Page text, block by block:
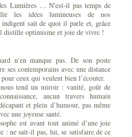
Lumières … N'est-il pas temps de
les idées lumineuses de nos
sait de quoi il parle et, grâce
distille optimisme et joie de vivre !
n’en manque pas. De son poste
ses contemporains avec une distance
ceux qui veulent bien l’écouter.
tend un miroir : vanité, goût de
aucun travers humain
et plein d’humour, pas même
une joyeuse santé.
est avant tout animé d’une joie
: ne sait-il pas, lui, se satisfaire de ce